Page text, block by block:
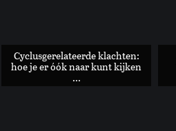
Cyclusgerelateerde klachten:
hoe je er óók naar kunt kijken
...